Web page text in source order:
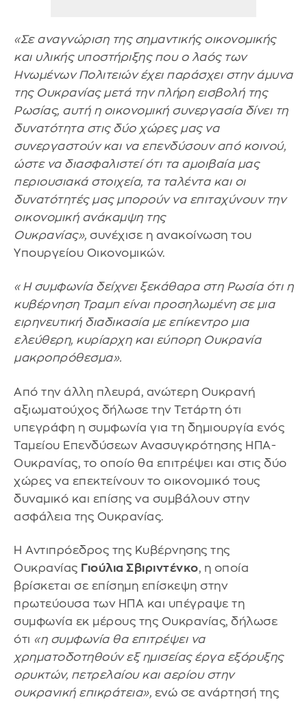
«Σε αναγνώριση της σημαντικής οικονομικής
και υλικής υποστήριξης που ο λαός των
Ηνωμένων Πολιτειών έχει παράσχει στην άμυνα
της Ουκρανίας μετά την πλήρη εισβολή της
Ρωσίας, αυτή η οικονομική συνεργασία δίνει τη
δυνατότητα στις δύο χώρες μας να
συνεργαστούν και να επενδύσουν από κοινού,
ώστε να διασφαλιστεί ότι τα αμοιβαία μας
περιουσιακά στοιχεία, τα ταλέντα και οι
δυνατότητές μας μπορούν να επιταχύνουν την
οικονομική ανάκαμψη της
Ουκρανίας», συνέχισε η ανακοίνωση του
Υπουργείου Οικονομικών.
«Η συμφωνία δείχνει ξεκάθαρα στη Ρωσία ότι η
κυβέρνηση Τραμπ είναι προσηλωμένη σε μια
ειρηνευτική διαδικασία με επίκεντρο μια
ελεύθερη, κυρίαρχη και εύπορη Ουκρανία
μακροπρόθεσμα».
Από την άλλη πλευρά, ανώτερη Ουκρανή
αξιωματούχος δήλωσε την Τετάρτη ότι
υπεγράφη η συμφωνία για τη δημιουργία ενός
Ταμείου Επενδύσεων Ανασυγκρότησης ΗΠΑ-
Ουκρανίας, το οποίο θα επιτρέψει και στις δύο
χώρες να επεκτείνουν το οικονομικό τους
δυναμικό και επίσης να συμβάλουν στην
ασφάλεια της Ουκρανίας.
Η Αντιπρόεδρος της Κυβέρνησης της
Ουκρανίας Γιούλια Σβιριντένκο, η οποία
βρίσκεται σε επίσημη επίσκεψη στην
πρωτεύουσα των ΗΠΑ και υπέγραψε τη
συμφωνία εκ μέρους της Ουκρανίας, δήλωσε
ότι «η συμφωνία θα επιτρέψει να
χρηματοδοτηθούν εξ ημισείας έργα εξόρυξης
ορυκτών, πετρελαίου και αερίου στην
ουκρανική επικράτεια», ενώ σε ανάρτησή της